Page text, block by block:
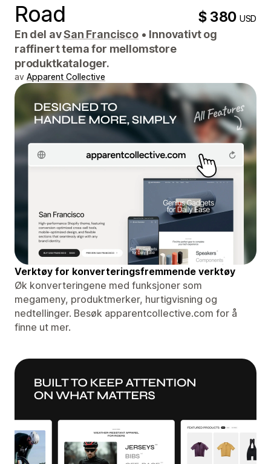
Road $ 380USD
En del avSan Francisco • Innovativt og
raffinert tema for mellomstore
produktkataloger.
av Apparent Collective
Verktøy for konverteringsfremmende verktøy
Øk konverteringene med funksjoner som
megameny, produktmerker, hurtigvisning og
nedtellinger. Besøk apparentcollective.com for å
finne ut mer.